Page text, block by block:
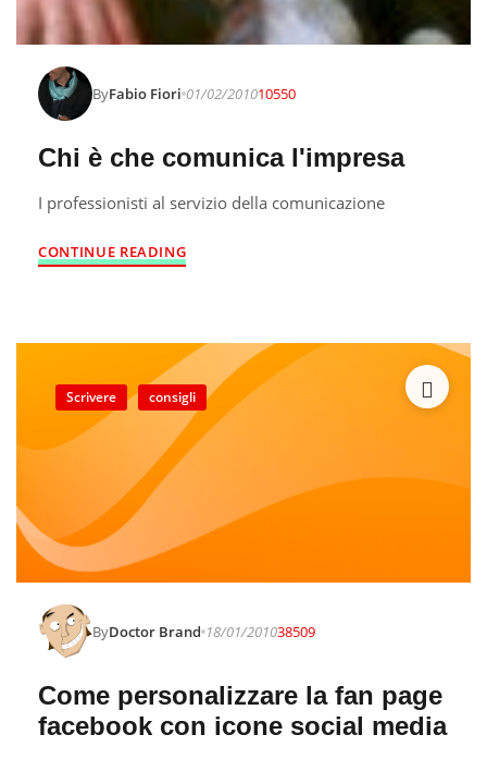
ByFabio Fiori 01/02/201010550
Chi è che comunica l'impresa
I professionisti al servizio della comunicazione
CONTINUE READING
Scrivere consigli
ByDoctor Brand 18/01/201038509
Come personalizzare la fan page
facebook con icone social media